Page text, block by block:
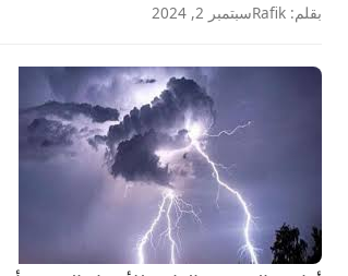
بقلم: Rafik سبتمبر 2, 2024